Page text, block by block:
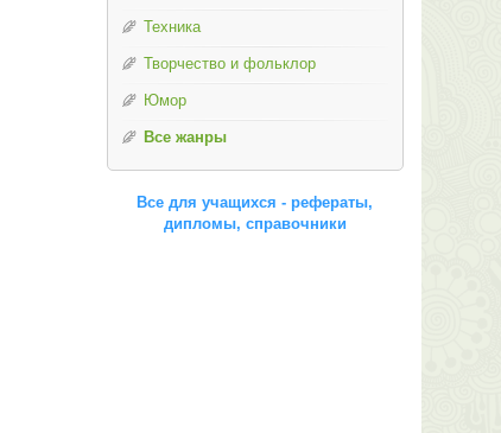
Техника
Творчество и фольклор
Юмор
Все жанры
Все для учащихся - рефераты,
дипломы, справочники